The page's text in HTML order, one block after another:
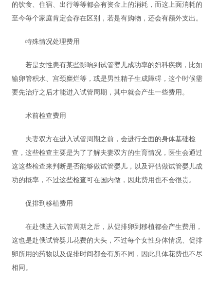
的饮食、住宿、出行等等都会有资金上的消耗，而这上面消耗的
至今每个家庭肯定会存在区别，若是有购物，还会有额外支出。
特殊情况处理费用
若是女性患有某些影响到试管婴儿成功率的妇科疾病，比如
输卵管积水、宫颈糜烂等，或是男性精子生成障碍，这个时候需
要先治疗之后才能进入试管周期，其中就会产生一些费用。
术前检查费用
夫妻双方在进入试管周期之前，会进行全面的身体基础检
查，这些检查主要是为了了解夫妻双方的生育情况，医生会通过
这这些检查来判断是否能够做试管婴儿，以及评估做试管婴儿成
功的概率，不过这些检查可在国内做，因此费用也不会很贵。
促排到移植费用
在赴俄进入试管周期之后，从促排卵到移植都会产生费用，
这也是赴俄试管婴儿花费的大头，不过每个女性身体情况、促排
卵所用的药物以及促排时间都会有所不同，因此具体花费也不尽
相同。